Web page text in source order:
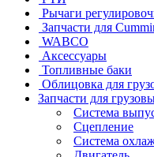
Рычаги
Запчасти для
WABCO
Аксессуары
Топливные баки
Облицовка для
Запчасти для
Система
Сцепление
Система